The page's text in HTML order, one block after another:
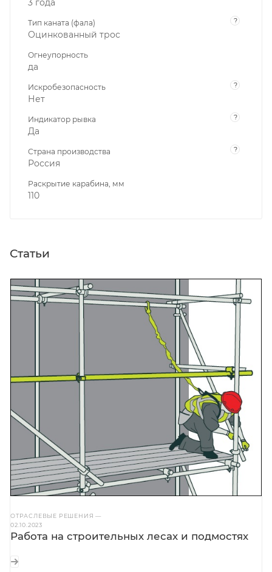
3 года
Тип каната (фала) ?
Оцинкованный трос
Огнеупорность
да
Искробезопасность ?
Нет
Индикатор рывка ?
Да
Страна производства ?
Россия
Раскрытие карабина, мм
110
Статьи
ОТРАСЛЕВЫЕ РЕШЕНИЯ—
02.10.2023
Работа на строительных лесах и подмостях